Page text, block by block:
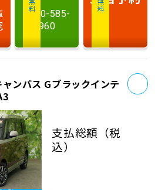
0120-585-
960
ンバス Gブラックインテ
支払総額 （税
込）